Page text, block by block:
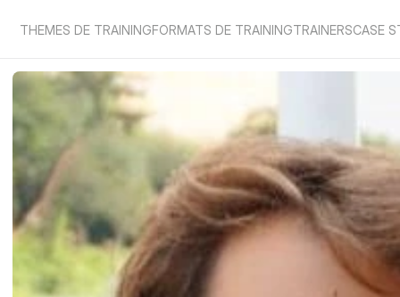
THEMES DE TRAININGFORMATS DE TRAININGTRAINERSCASE